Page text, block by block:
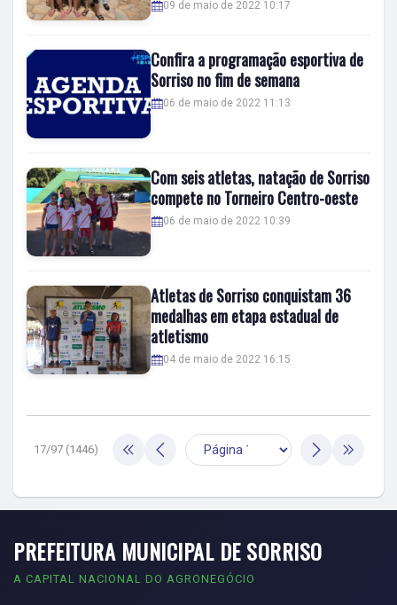
09 de maio de 2022 10:17
Confira a programação esportiva de
Sorriso no fim de semana
06 de maio de 2022 11:13
Com seis atletas, natação de Sorriso
compete no Torneiro Centro-oeste
06 de maio de 2022 10:39
Atletas de Sorriso conquistam 36
medalhas em etapa estadual de
atletismo
04 de maio de 2022 16:15
17/97 (1446)
PREFEITURA MUNICIPAL DE SORRISO
A CAPITAL NACIONAL DO AGRONEGÓCIO